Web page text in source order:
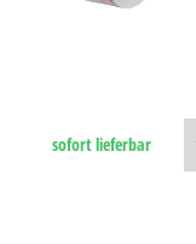
sofort lieferbar